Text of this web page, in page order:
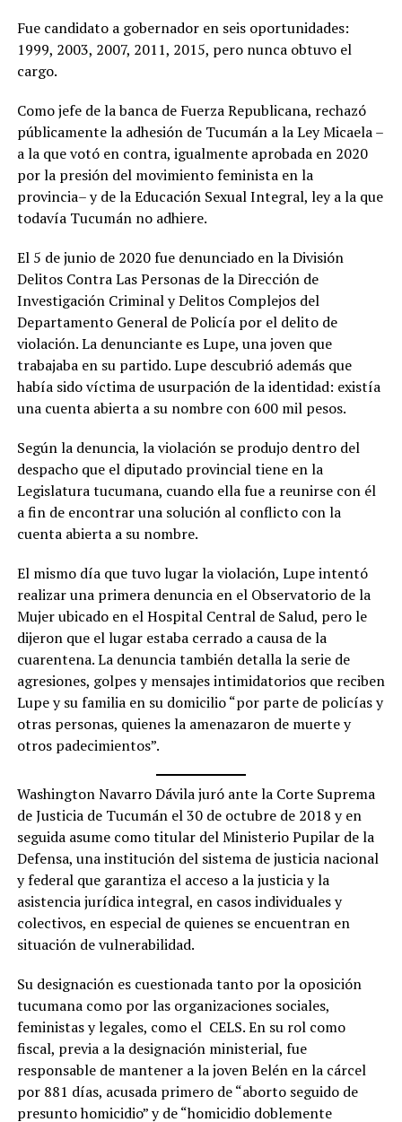
Fue candidato a gobernador en seis oportunidades:
1999, 2003, 2007, 2011, 2015, pero nunca obtuvo el
cargo.
Como jefe de la banca de Fuerza Republicana, rechazó
públicamente la adhesión de Tucumán a la Ley Micaela –
a la que votó en contra, igualmente aprobada en 2020
por la presión del movimiento feminista en la
provincia– y de la Educación Sexual Integral, ley a la que
todavía Tucumán no adhiere.
El 5 de junio de 2020 fue denunciado en la División
Delitos Contra Las Personas de la Dirección de
Investigación Criminal y Delitos Complejos del
Departamento General de Policía por el delito de
violación. La denunciante es Lupe, una joven que
trabajaba en su partido. Lupe descubrió además que
había sido víctima de usurpación de la identidad: existía
una cuenta abierta a su nombre con 600 mil pesos.
Según la denuncia, la violación se produjo dentro del
despacho que el diputado provincial tiene en la
Legislatura tucumana, cuando ella fue a reunirse con él
a fin de encontrar una solución al conflicto con la
cuenta abierta a su nombre.
El mismo día que tuvo lugar la violación, Lupe intentó
realizar una primera denuncia en el Observatorio de la
Mujer ubicado en el Hospital Central de Salud, pero le
dijeron que el lugar estaba cerrado a causa de la
cuarentena. La denuncia también detalla la serie de
agresiones, golpes y mensajes intimidatorios que reciben
Lupe y su familia en su domicilio “por parte de policías y
otras personas, quienes la amenazaron de muerte y
otros padecimientos”.
Washington Navarro Dávila juró ante la Corte Suprema
de Justicia de Tucumán el 30 de octubre de 2018 y en
seguida asume como titular del Ministerio Pupilar de la
Defensa, una institución del sistema de justicia nacional
y federal que garantiza el acceso a la justicia y la
asistencia jurídica integral, en casos individuales y
colectivos, en especial de quienes se encuentran en
situación de vulnerabilidad.
Su designación es cuestionada tanto por la oposición
tucumana como por las organizaciones sociales,
feministas y legales, como el CELS. En su rol como
fiscal, previa a la designación ministerial, fue
responsable de mantener a la joven Belén en la cárcel
por 881 días, acusada primero de “aborto seguido de
presunto homicidio” y de “homicidio doblemente